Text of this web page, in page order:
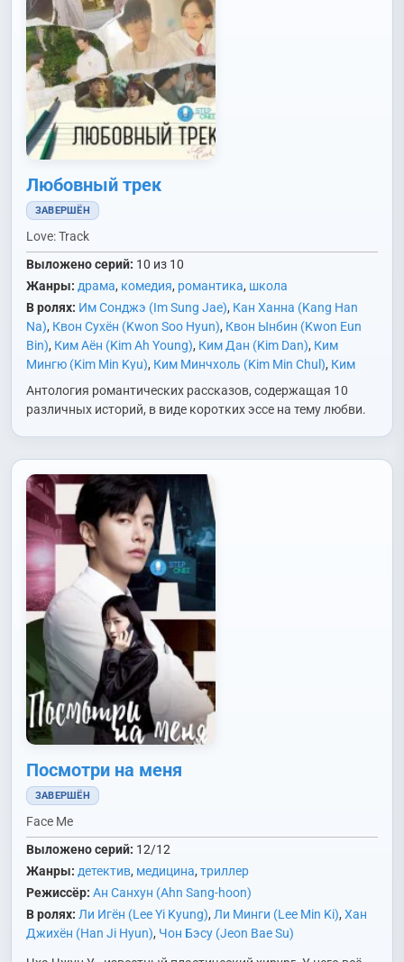
Любовный трек
ЗАВЕРШЁН
Love: Track
Выложено серий: 10 из 10
Жанры: драма, комедия, романтика, школа
В ролях: Им Сонджэ (Im Sung Jae), Кан Ханна (Kang Han
Na), Квон Сухён (Kwon Soo Hyun), Квон Ынбин (Kwon Eun
Bin), Ким Аён (Kim Ah Young), Ким Дан (Kim Dan), Ким
Мингю (Kim Min Kyu), Ким Минчхоль (Kim Min Chul), Ким
Сонён (Kim Sun Young)
Ким Юнхе
(Kim Yoon Hye)
Кон Минджон (Gong Min Jung)
Ли Джун
(Lee Joon)
Ли Донхви (Lee Dong Hwi)
Мун Донхёк (Moon
Dong Hyuk),О Донмин (Oh Dong Min),О Ури (Oh Woo Ri),Он
Сону (Ong Seong Wu),Пан Хёрин (Bang Hyo Rin),Пэ Юнгён
(Bae Yoon Kyung),Хан Джихён (Han Ji Hyun)
Ho Eun)
Чон Хеджин (Jun Hye Jin)
Hyuk)
Антология романтических рассказов, содержащая 10
различных историй, в виде коротких эссе на тему любви.
Посмотри на меня
ЗАВЕРШЁН
Face Me
Выложено серий: 12/12
Жанры: детектив, медицина, триллер
Режиссёр: Ан Санхун (Ahn Sang-hoon)
В ролях: Ли Игён (Lee Yi Kyung), Ли Минги (Lee Min Ki), Хан
Джихён (Han Ji Hyun), Чон Бэсу (Jeon Bae Su)